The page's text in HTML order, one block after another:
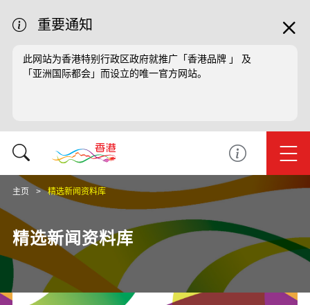
重要通知
此网站为香港特别行政区政府就推广「香港品牌 」 及
「亚洲国际都会」而设立的唯一官方网站。
主页 精选新闻资料库
精选新闻资料库